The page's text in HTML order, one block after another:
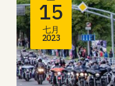
15
七月
2023